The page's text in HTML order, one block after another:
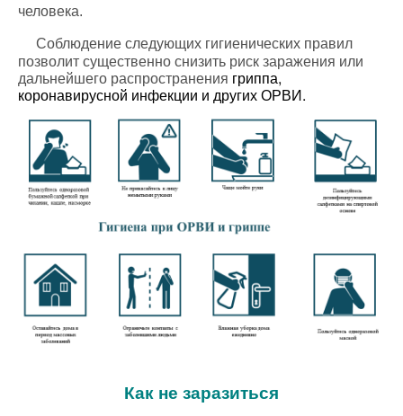
человека.
Соблюдение следующих гигиенических правил
позволит существенно снизить риск заражения или
дальнейшего распространения гриппа,
коронавирусной инфекции и других ОРВИ.
Как не заразиться